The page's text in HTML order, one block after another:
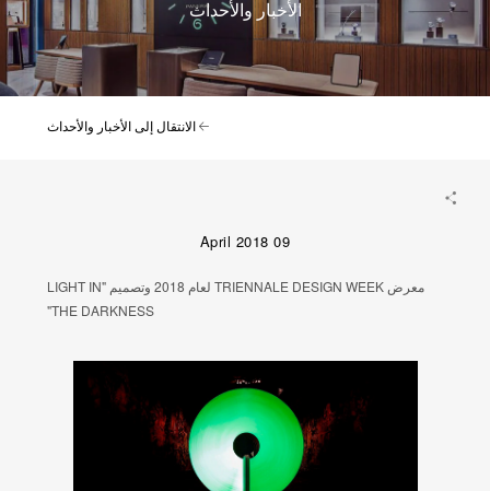
الأخبار والأحداث
الانتقال إلى الأخبار والأحداث
09 April 2018
معرض TRIENNALE DESIGN WEEK لعام 2018 وتصميم "LIGHT IN
THE DARKNESS"